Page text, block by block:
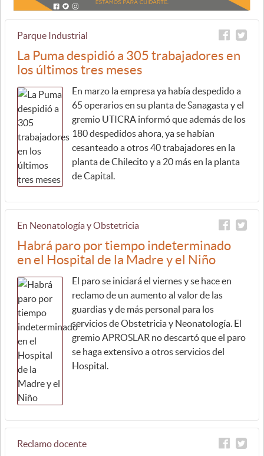
Parque Industrial
La Puma despidió a 305 trabajadores en
los últimos tres meses
En marzo la empresa ya había despedido a
65 operarios en su planta de Sanagasta y el
gremio UTICRA informó que además de los
180 despedidos ahora, ya se habían
cesanteado a otros 40 trabajadores en la
planta de Chilecito y a 20 más en la planta
de Capital.
En Neonatología y Obstetricia
Habrá paro por tiempo indeterminado
en el Hospital de la Madre y el Niño
El paro se iniciará el viernes y se hace en
reclamo de un aumento al valor de las
guardias y de más personal para los
servicios de Obstetricia y Neonatología. El
gremio APROSLAR no descartó que el paro
se haga extensivo a otros servicios del
Hospital.
Reclamo docente